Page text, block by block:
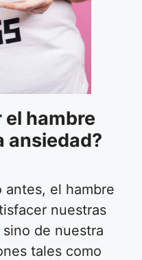
hambre
ansiedad?
antes, el hambre
nuestras
de nuestra
tales como